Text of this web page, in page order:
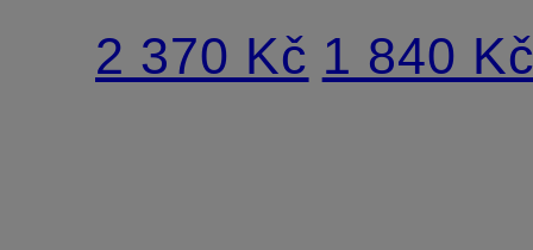
nohavicemi
LOLAH
2 370 Kč
FARISE
1 840